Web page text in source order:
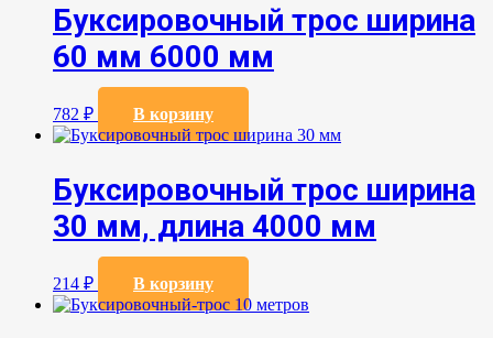
Буксировочный трос ширина
60 мм 6000 мм
782 ₽ В корзину
Буксировочный трос ширина
30 мм, длина 4000 мм
214 ₽ В корзину